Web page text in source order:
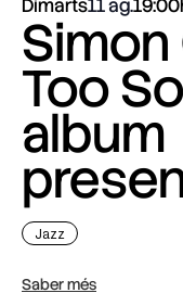
Dimarts11 ag.
Simon
Too
album
Jazz
Saber més